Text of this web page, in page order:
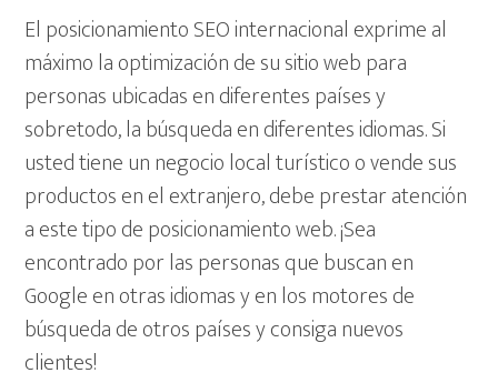
El posicionamiento SEO internacional exprime al
máximo la optimización de su sitio web para
personas ubicadas en diferentes países y
sobretodo, la búsqueda en diferentes idiomas. Si
usted tiene un negocio local turístico o vende sus
productos en el extranjero, debe prestar atención
a este tipo de posicionamiento web. ¡Sea
encontrado por las personas que buscan en
Google en otras idiomas y en los motores de
búsqueda de otros países y consiga nuevos
clientes!